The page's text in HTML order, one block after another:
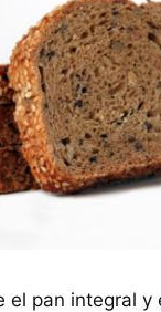
el pan integral y